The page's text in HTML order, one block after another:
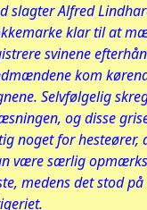
slagter Alfred
klar til at
svinene
kom
Selvfølgelig
og disse
noget for hesteører,
være særlig
medens det stod